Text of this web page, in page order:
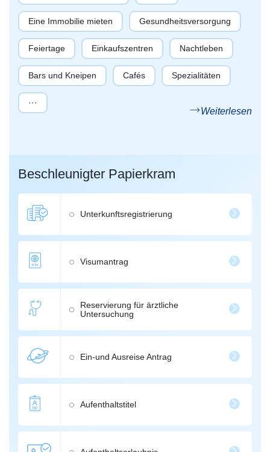
Eine Immobilie mieten Gesundheitsversorgung
Feiertage Einkaufszentren Nachtleben
Bars und Kneipen Cafés Spezialitäten
···
Weiterlesen
Beschleunigter Papierkram
Unterkunftsregistrierung
Visumantrag
Reservierung für ärztliche
Untersuchung
Ein-und Ausreise Antrag
Aufenthaltstitel